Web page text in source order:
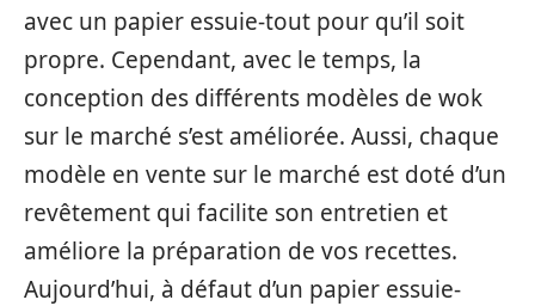
avec un papier essuie-tout pour qu’il soit
propre. Cependant, avec le temps, la
conception des différents modèles de wok
sur le marché s’est améliorée. Aussi, chaque
modèle en vente sur le marché est doté d’un
revêtement qui facilite son entretien et
améliore la préparation de vos recettes.
Aujourd’hui, à défaut d’un papier essuie-